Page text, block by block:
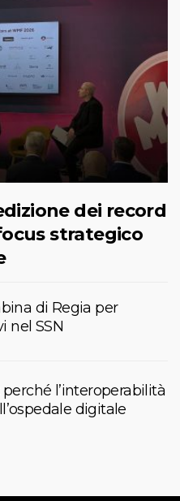
dei record
strategico
di Regia per
nel SSN
l’interoperabilità
digitale